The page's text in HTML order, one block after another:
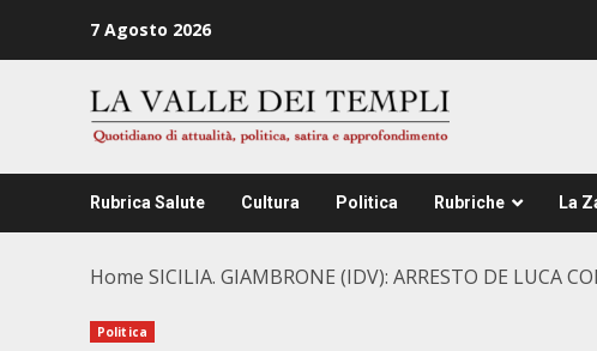
7 Agosto 2026
Rubrica Salute Cultura Politica Rubriche La
Home SICILIA. GIAMBRONE (IDV): ARRESTO DE LUCA
Politica